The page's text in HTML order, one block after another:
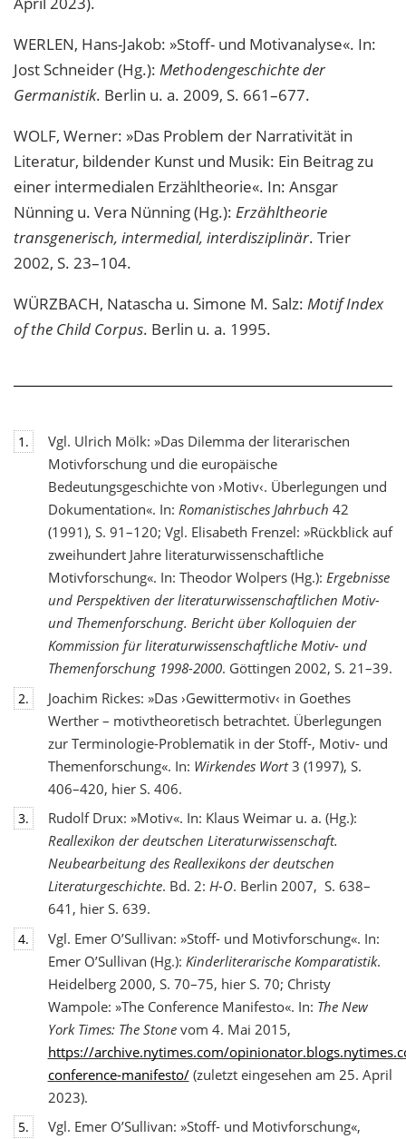
WERLEN, Hans-Jakob: »Stoff- und Motivanalyse«. In:
Jost Schneider (Hg.): Methodengeschichte der
Germanistik. Berlin u. a. 2009, S. 661–677.
WOLF, Werner: »Das Problem der Narrativität in
Literatur, bildender Kunst und Musik: Ein Beitrag zu
einer intermedialen Erzähltheorie«. In: Ansgar
Nünning u. Vera Nünning (Hg.): Erzähltheorie
transgenerisch, intermedial, interdisziplinär. Trier
2002, S. 23–104.
WÜRZBACH, Natascha u. Simone M. Salz: Motif Index
of the Child Corpus. Berlin u. a. 1995.
1.
Vgl. Ulrich Mölk: »Das Dilemma der literarischen
Motivforschung und die europäische
Bedeutungsgeschichte von ›Motiv‹. Überlegungen und
Dokumentation«. In: Romanistisches Jahrbuch 42
(1991), S. 91–120; Vgl. Elisabeth Frenzel: »Rückblick auf
zweihundert Jahre literaturwissenschaftliche
Motivforschung«. In: Theodor Wolpers (Hg.): Ergebnisse
und Perspektiven der literaturwissenschaftlichen Motiv-
und Themenforschung. Bericht über Kolloquien der
Kommission für literaturwissenschaftliche Motiv- und
Themenforschung 1998-2000. Göttingen 2002, S. 21–39.
2.
Joachim Rickes: »Das ›Gewittermotiv‹ in Goethes
Werther – motivtheoretisch betrachtet. Überlegungen
zur Terminologie-Problematik in der Stoff-, Motiv- und
Themenforschung«. In: Wirkendes Wort3 (1997), S.
406–420, hier S. 406.
3.
Rudolf Drux: »Motiv«. In: Klaus Weimar u. a. (Hg.):
Reallexikon der deutschen Literaturwissenschaft.
Neubearbeitung des Reallexikons der deutschen
Literaturgeschichte. Bd. 2: H-O. Berlin 2007, S. 638–
641, hier S. 639.
4.
Vgl. Emer O’Sullivan: »Stoff- und Motivforschung«. In:
Emer O’Sullivan (Hg.): Kinderliterarische Komparatistik.
Heidelberg 2000, S. 70–75, hier S. 70; Christy
Wampole: »The Conference Manifesto«. In: The New
York Times: The Stonevom 4. Mai 2015,
https://archive.nytimes.com/
conference-manifesto/(zuletzt eingesehen am 25. April
2023).
5.
Vgl. Emer O’Sullivan: »Stoff- und Motivforschung«,